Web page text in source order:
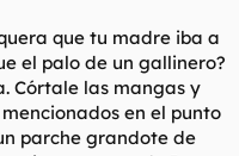
que tu madre iba a
el palo de un gallinero?
Córtale las mangas y
en el punto
parche grandote de